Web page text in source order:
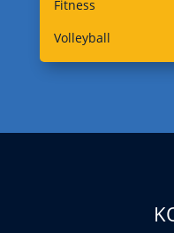
Fitness
Volleyball